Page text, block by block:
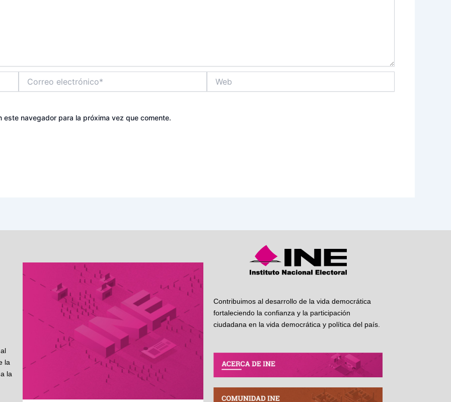
electrónico*
navegador para la próxima vez que comente.
la
la
Contribuimos al desarrollo de la vida democrática
fortaleciendo la confianza y la participación
ciudadana en la vida democrática y política del país.